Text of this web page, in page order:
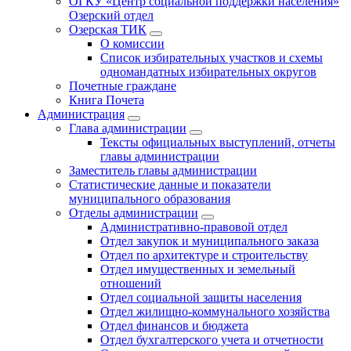
Озерский отдел
Озерская ТИК
О комиссии
Список избирательных участков и схемы
одномандатных избирательных округов
Почетные граждане
Книга Почета
Администрация
Глава администрации
Тексты официальных выступлений, отчеты
главы администрации
Заместитель главы администрации
Статистические данные и показатели
муниципального образования
Отделы администрации
Административно-правовой отдел
Отдел закупок и муниципального заказа
Отдел по архитектуре и строительству
Отдел имущественных и земельный
отношений
Отдел социальной защиты населения
Отдел жилищно-коммунального хозяйства
Отдел финансов и бюджета
Отдел бухгалтерского учета и отчетности